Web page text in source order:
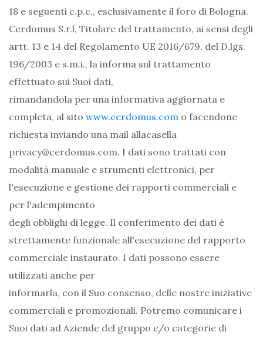
18 e seguenti c.p.c., esclusivamente il foro di Bologna.
Cerdomus S.r.l, Titolare del trattamento, ai sensi degli
artt. 13 e 14 del Regolamento UE 2016/679, del D.lgs.
196/2003 e s.m.i., la informa sul trattamento
effettuato sui Suoi dati,
rimandandola per una informativa aggiornata e
completa, al sito www.cerdomus.com o facendone
richiesta inviando una mail allacasella
privacy@cerdomus.com. I dati sono trattati con
modalità manuale e strumenti elettronici, per
l'esecuzione e gestione dei rapporti commerciali e
per l'adempimento
degli obblighi di legge. Il conferimento dei dati è
strettamente funzionale all'esecuzione del rapporto
commerciale instaurato. I dati possono essere
utilizzati anche per
informarla, con il Suo consenso, delle nostre iniziative
commerciali e promozionali. Potremo comunicare i
Suoi dati ad Aziende del gruppo e/o categorie di